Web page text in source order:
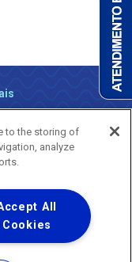
Direitos Reservados.
vida
to the storing of
analyze
All
Cookies